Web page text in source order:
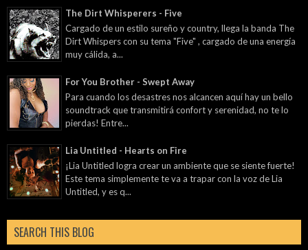
The Dirt Whisperers - Five
Cargado de un estilo sureño y country, llega la banda The
Dirt Whispers con su tema "Five" , cargado de una energía
muy cálida, a...
For You Brother - Swept Away
Para cuando los desastres nos alcancen aquí hay un bello
soundtrack que transmitirá confort y serenidad, no te lo
pierdas! Entre...
Lia Untitled - Hearts on Fire
¡Lia Untitled logra crear un ambiente que se siente fuerte!
Este tema simplemente te va a trapar con la voz de Lia
Untitled, y es q...
SEARCH THIS BLOG